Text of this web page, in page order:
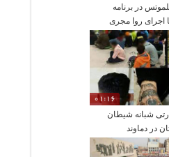
در برنامه
اجرای روا مجری
معروف
01:16
شبانه شیطان
در دماوند